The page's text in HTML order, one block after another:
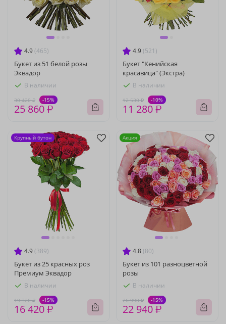
4.9 (465)
Букет из 51 белой розы
Эквадор
В наличии
30 420 ₽ -15%
25 860 ₽
4.9 (521)
Букет "Кенийская
красавица" (Экстра)
В наличии
12 530 ₽ -10%
11 280 ₽
4.9 (389)
Букет из 25 красных роз
Премиум Эквадор
В наличии
19 320 ₽ -15%
16 420 ₽
Крупный бутон
4.8 (80)
Букет из 101 разноцветной
розы
В наличии
26 990 ₽ -15%
22 940 ₽
Акция